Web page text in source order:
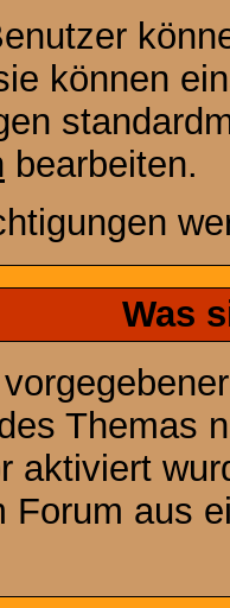
können
bearbeiten.
Was
Themas
aktiviert
Forum aus